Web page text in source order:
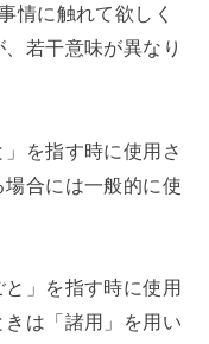
情に触れて欲しく
若干意味が異なり
」を指す時に使用さ
合には一般的に使
と」を指す時に使用
は「諸用」を用い